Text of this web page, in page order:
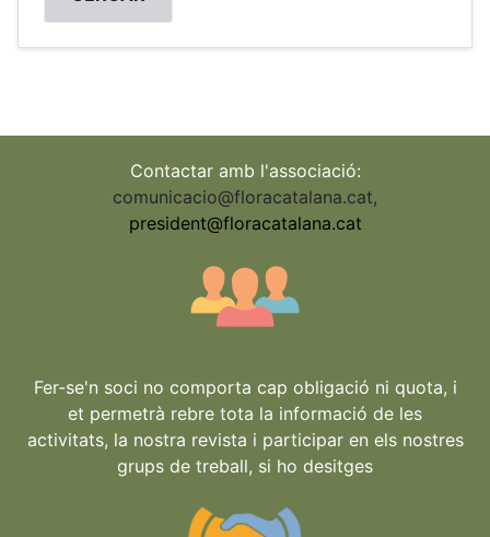
Contactar amb l'associació:
comunicacio@floracatalana.cat,
president@floracatalana.cat
Fer-se'n soci no comporta cap obligació ni quota, i
et permetrà rebre tota la informació de les
activitats, la nostra revista i participar en els nostres
grups de treball, si ho desitges